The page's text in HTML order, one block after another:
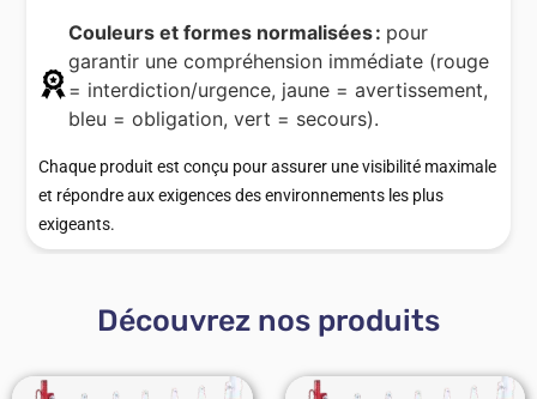
Couleurs et formes normalisées : pour
garantir une compréhension immédiate (rouge
= interdiction/urgence, jaune = avertissement,
bleu = obligation, vert = secours).
Chaque produit est conçu pour assurer une visibilité maximale
et répondre aux exigences des environnements les plus
exigeants.
Découvrez nos produits